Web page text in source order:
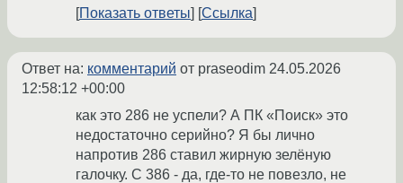
Показать ответы
Ссылка
Ответ на: комментарий от praseodim 24.05.2026
12:58:12 +00:00
как это 286 не успели? А ПК «Поиск» это
недостаточно серийно? Я бы лично
напротив 286 ставил жирную зелёную
галочку. С 386 - да, где-то не повезло, не